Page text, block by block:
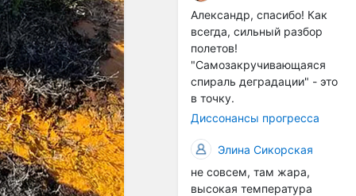
могут быть перенесены в
другие регионы. Поэтому
проблема вполне реальная
— просто я бы говорила не
о неизбежной катастрофе,
а о повышенном риске,
который нельзя
игнорировать. А так да 👍
Александр, спасибо! Как
всегда, сильный разбор
полетов!
"Самозакручивающаяся
спираль деградации" - это
в точку.
Диссонансы прогресса
Элина Сикорская
не совсем, там жара,
высокая температура